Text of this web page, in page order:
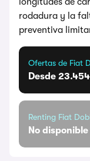
rodadura y la
preventiva
Ofertas de Fiat
Desde
Renting Fiat
No